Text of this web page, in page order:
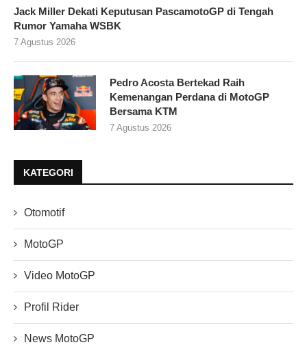
Jack Miller Dekati Keputusan PascamotoGP di Tengah
Rumor Yamaha WSBK
7 Agustus 2026
Pedro Acosta Bertekad Raih
Kemenangan Perdana di MotoGP
Bersama KTM
7 Agustus 2026
KATEGORI
Otomotif
MotoGP
Video MotoGP
Profil Rider
News MotoGP